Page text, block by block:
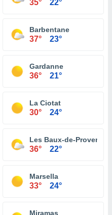
35° 22°
Barbentane
37° 23°
Gardanne
36° 21°
La Ciotat
30° 24°
Les Baux-de-Provence
36° 22°
Marsella
33° 24°
Miramas